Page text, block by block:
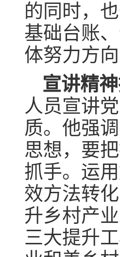
的同时，
基础台账
体努力方
宣讲精
人员宣讲
质。他强
思想，要
抓手。运
效方法转
升乡村产
三大提升